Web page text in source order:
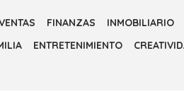
FINANZAS INMOBILIARIO
ENTRETENIMIENTO